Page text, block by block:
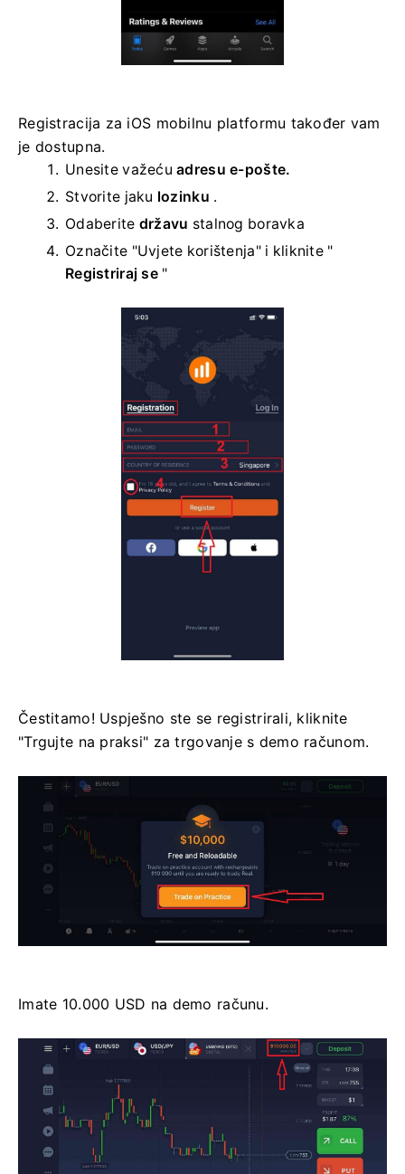
Registracija za iOS mobilnu platformu također vam
je dostupna.
Unesite važećuadresu e-pošte.
Stvorite jaku lozinku .
Odaberite državu stalnog boravka
Označite "Uvjete korištenja" i kliknite "
Registriraj se"
Čestitamo! Uspješno ste se registrirali, kliknite
"Trgujte na praksi" za trgovanje s demo računom.
Imate 10.000 USD na demo računu.